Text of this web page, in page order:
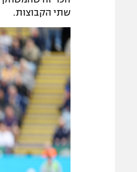
שתי הקבוצות.